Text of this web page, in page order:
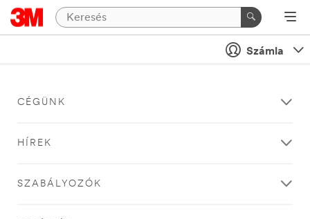
Számla
CÉGÜNK
HÍREK
SZABÁLYOZÓK